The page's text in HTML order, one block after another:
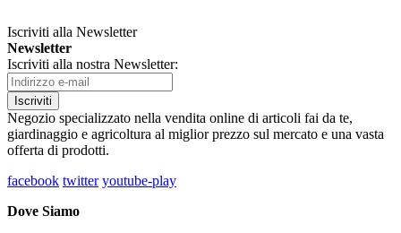
Iscriviti alla Newsletter
Newsletter
Iscriviti alla nostra Newsletter:
Iscriviti
Negozio specializzato nella vendita online di articoli fai da te,
giardinaggio e agricoltura al miglior prezzo sul mercato e una vasta
offerta di prodotti.
facebook twitter youtube-play
Dove Siamo